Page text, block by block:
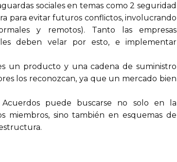
sociales en temas como 2 seguridad
para evitar futuros conflictos, involucrando
y remotos). Tanto las empresas
deben velar por esto, e implementar
un producto y una cadena de suministro
los reconozcan, ya que un mercado bien
puede buscarse no solo en la
miembros, sino también en esquemas de